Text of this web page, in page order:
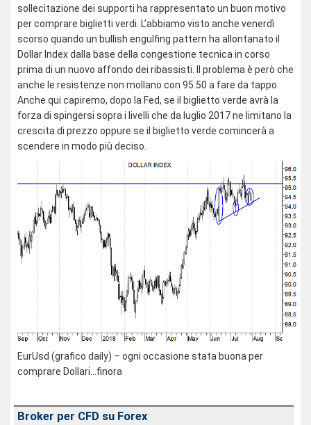
sollecitazione dei supporti ha rappresentato un buon motivo
per comprare biglietti verdi. L’abbiamo visto anche venerdì
scorso quando un bullish engulfing pattern ha allontanato il
Dollar Index dalla base della congestione tecnica in corso
prima di un nuovo affondo dei ribassisti. Il problema è però che
anche le resistenze non mollano con 95.50 a fare da tappo.
Anche qui capiremo, dopo la Fed, se il biglietto verde avrà la
forza di spingersi sopra i livelli che da luglio 2017 ne limitano la
crescita di prezzo oppure se il biglietto verde comincerà a
scendere in modo più deciso.
EurUsd (grafico daily) – ogni occasione stata buona per
comprare Dollari…finora
Broker per CFD su Forex